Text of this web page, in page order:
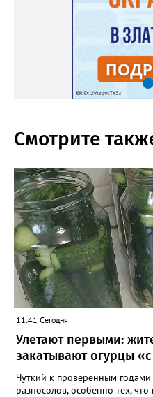
Смотрите
11:41 Сегодня
Улетают первыми:
закатывают огурцы
Чуткий к проверенным
разносолов, особенно тех,